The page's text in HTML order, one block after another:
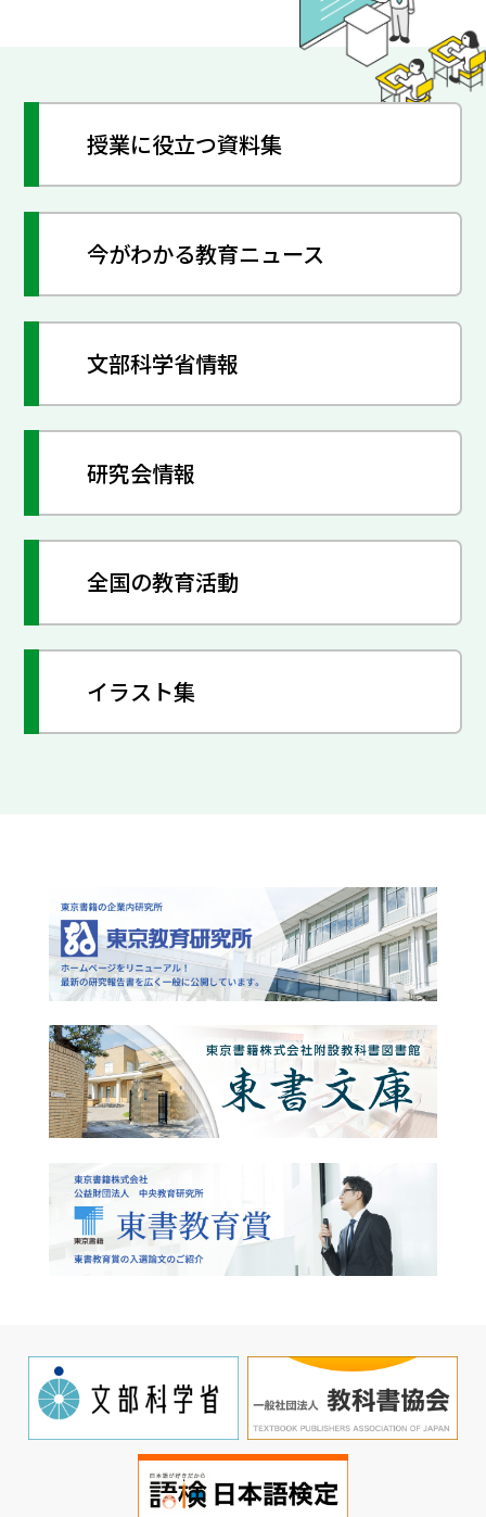
授業に役立つ資料集
今がわかる教育ニュース
文部科学省情報
研究会情報
全国の教育活動
イラスト集